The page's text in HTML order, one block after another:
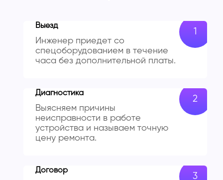
Выезд
Инженер приедет со
спецоборудованием в течение
часа без дополнительной платы.
Диагностика
Выясняем причины
неисправности в работе
устройства и называем точную
цену ремонта.
Договор